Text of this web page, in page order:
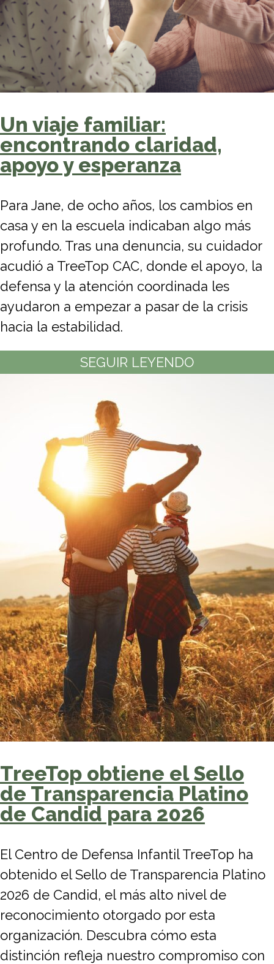
Un viaje familiar:
encontrando claridad,
apoyo y esperanza
Para Jane, de ocho años, los cambios en
casa y en la escuela indicaban algo más
profundo. Tras una denuncia, su cuidador
acudió a TreeTop CAC, donde el apoyo, la
defensa y la atención coordinada les
ayudaron a empezar a pasar de la crisis
hacia la estabilidad.
SEGUIR LEYENDO
TreeTop obtiene el Sello
de Transparencia Platino
de Candid para 2026
El Centro de Defensa Infantil TreeTop ha
obtenido el Sello de Transparencia Platino
2026 de Candid, el más alto nivel de
reconocimiento otorgado por esta
organización. Descubra cómo esta
distinción refleja nuestro compromiso con